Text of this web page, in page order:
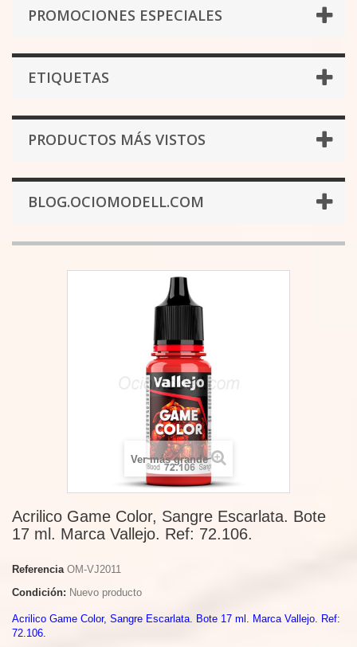
PROMOCIONES ESPECIALES
ETIQUETAS
PRODUCTOS MÁS VISTOS
BLOG.OCIOMODELL.COM
Ver más grande
Acrilico Game Color, Sangre Escarlata. Bote
17 ml. Marca Vallejo. Ref: 72.106.
Referencia OM-VJ2011
Condición: Nuevo producto
Acrilico Game Color, Sangre Escarlata. Bote 17 ml. Marca Vallejo. Ref:
72.106.